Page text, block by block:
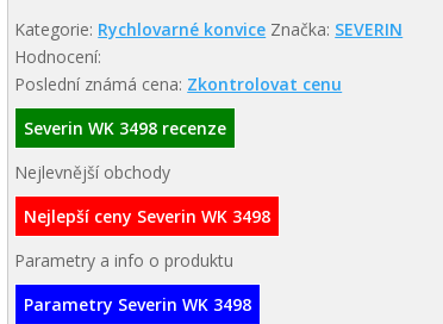
Kategorie: Rychlovarné konvice Značka: SEVERIN
Hodnocení:
Poslední známá cena: Zkontrolovat cenu
Severin WK 3498 recenze
Nejlevnější obchody
Nejlepší ceny Severin WK 3498
Parametry a info o produktu
Parametry Severin WK 3498